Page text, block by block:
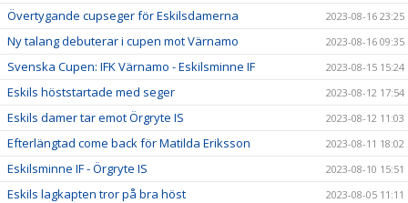
Övertygande cupseger för Eskilsdamerna 2023-08-16 23:25
Ny talang debuterar i cupen mot Värnamo 2023-08-16 09:35
Svenska Cupen: IFK Värnamo - Eskilsminne IF 2023-08-15 15:24
Eskils höststartade med seger 2023-08-12 17:54
Eskils damer tar emot Örgryte IS 2023-08-12 11:03
Efterlängtad come back för Matilda Eriksson 2023-08-11 18:02
Eskilsminne IF - Örgryte IS 2023-08-10 15:51
Eskils lagkapten tror på bra höst 2023-08-05 11:11